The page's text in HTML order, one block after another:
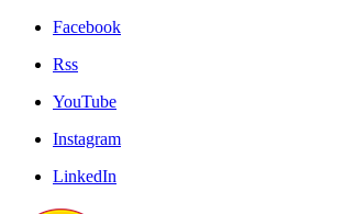
Facebook
Rss
YouTube
Instagram
LinkedIn